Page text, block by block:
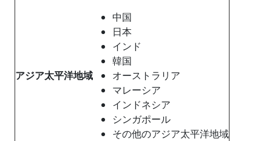
アジア太平洋地域
中国
日本
インド
韓国
オーストラリア
マレーシア
インドネシア
シンガポール
その他のアジア太平洋地域